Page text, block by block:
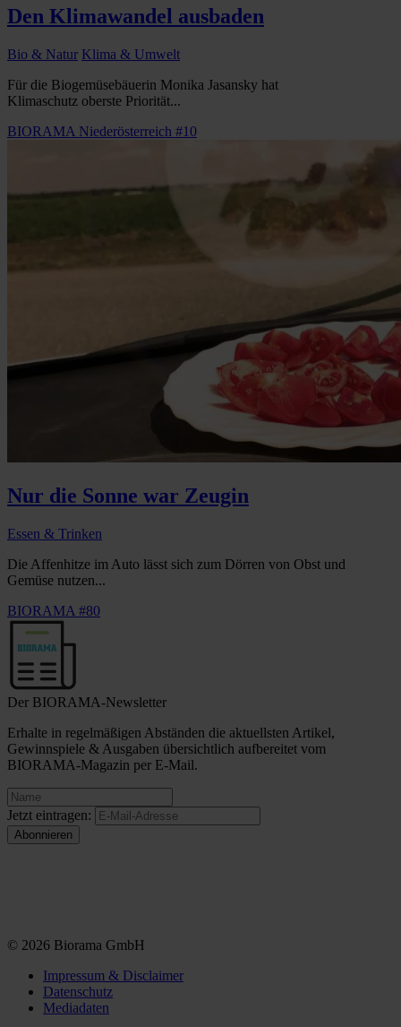
Den Klimawandel ausbaden
Bio & Natur Klima & Umwelt
Für die Biogemüsebäuerin Monika Jasansky hat
Klimaschutz oberste Priorität...
BIORAMA Niederösterreich #10
Nur die Sonne war Zeugin
Essen & Trinken
Die Affenhitze im Auto lässt sich zum Dörren von Obst und
Gemüse nutzen...
BIORAMA #80
Der BIORAMA-Newsletter
Erhalte in regelmäßigen Abständen die aktuellsten Artikel,
Gewinnspiele & Ausgaben übersichtlich aufbereitet vom
BIORAMA-Magazin per E-Mail.
Jetzt eintragen:
© 2026 Biorama GmbH
Impressum & Disclaimer
Datenschutz
Mediadaten